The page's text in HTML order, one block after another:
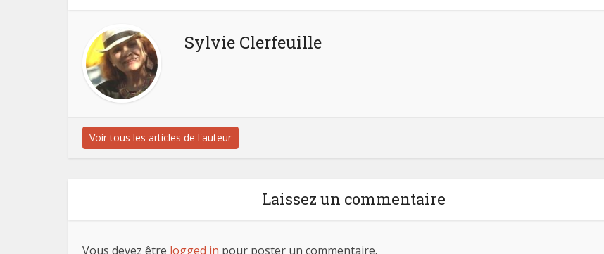
Sylvie Clerfeuille
Voir tous les articles de l'auteur
Laissez un commentaire
Vous devez être logged in pour poster un commentaire.